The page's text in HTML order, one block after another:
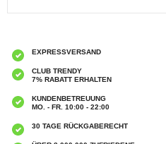
EXPRESSVERSAND
CLUB TRENDY
7% RABATT ERHALTEN
KUNDENBETREUUNG
MO. - FR. 10:00 - 22:00
30 TAGE RÜCKGABERECHT